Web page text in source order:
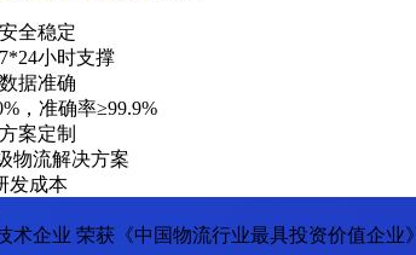
全稳定
小时支撑
据准确
，准确率≥99.9%
案定制
物流解决方案
发成本
术企业 荣获《中国物流行业最具投资价值企业》